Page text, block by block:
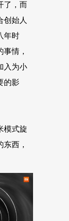
了，而
创始人
年时
情，
入为小
的影
模式旋
西，